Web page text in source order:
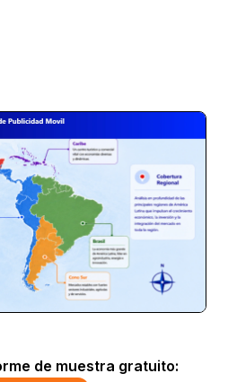
de muestra gratuito: